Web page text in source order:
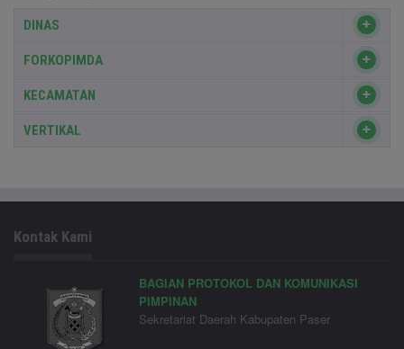
DINAS
FORKOPIMDA
KECAMATAN
VERTIKAL
Kontak Kami
BAGIAN PROTOKOL DAN KOMUNIKASI
PIMPINAN
Sekretariat Daerah Kabupaten Paser